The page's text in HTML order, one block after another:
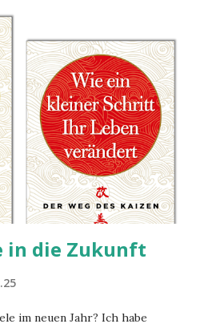
in die Zukunft
im neuen Jahr? Ich habe